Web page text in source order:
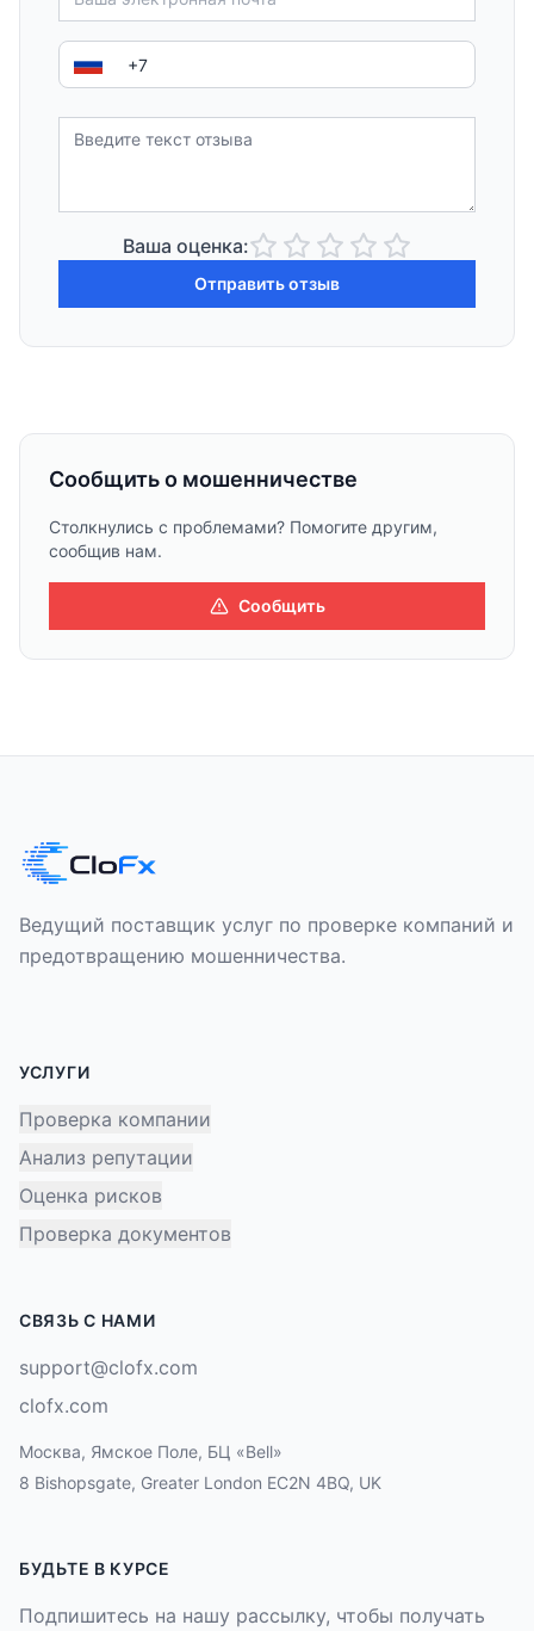
Ваша оценка:
Отправить отзыв
Сообщить о мошенничестве
Столкнулись с проблемами? Помогите другим,
сообщив нам.
Сообщить
Ведущий поставщик услуг по проверке компаний и
предотвращению мошенничества.
УСЛУГИ
Проверка компании
Анализ репутации
Оценка рисков
Проверка документов
СВЯЗЬ С НАМИ
support@clofx.com
clofx.com
Москва, Ямское Поле, БЦ «Bell»
8 Bishopsgate, Greater London EC2N 4BQ, UK
БУДЬТЕ В КУРСЕ
Подпишитесь на нашу рассылку, чтобы получать